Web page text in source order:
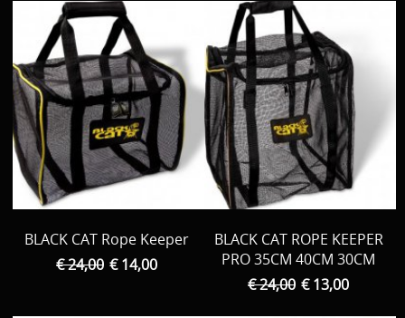
BLACK CAT Rope Keeper
€ 24,00 € 14,00
BLACK CAT ROPE KEEPER
PRO 35CM 40CM 30CM
€ 24,00 € 13,00